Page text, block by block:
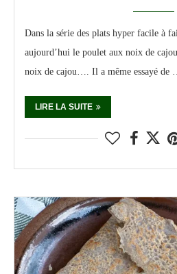
Dans la série des plats hyper facile à
aujourd’hui le poulet aux noix de
noix de cajou…. Il a même essayé de
LIRE LA SUITE